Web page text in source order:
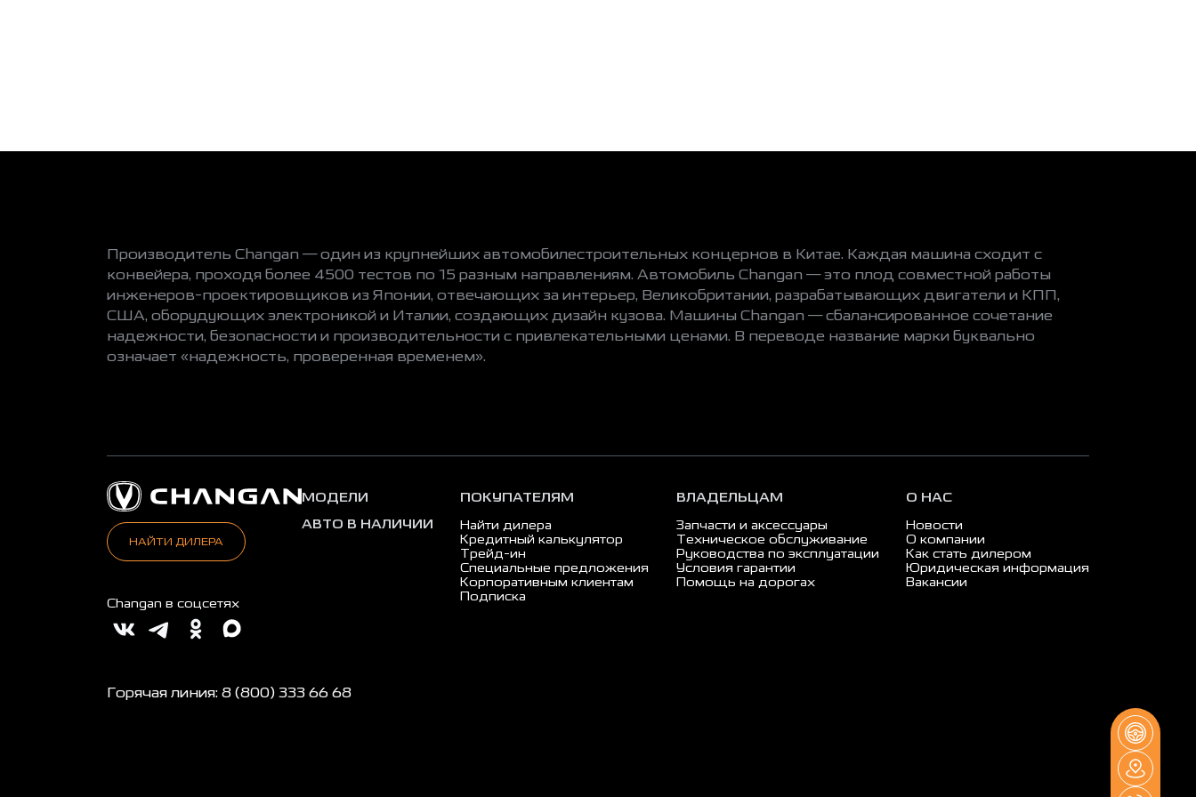
Производитель Changan — один из крупнейших автомобилестроительных концернов в Китае. Каждая машина сходит с
конвейера, проходя более 4500 тестов по 15 разным направлениям. Автомобиль Changan — это плод совместной работы
инженеров-проектировщиков из Японии, отвечающих за интерьер, Великобритании, разрабатывающих двигатели и КПП,
США, оборудующих электроникой и Италии, создающих дизайн кузова. Машины Changan — сбалансированное сочетание
надежности, безопасности и производительности с привлекательными ценами. В переводе название марки буквально
означает «надежность, проверенная временем».
НАЙТИ ДИЛЕРА
Changan в соцсетях
МОДЕЛИ
АВТО В НАЛИЧИИ
ПОКУПАТЕЛЯМ
Найти дилера
Кредитный калькулятор
Трейд-ин
Специальные предложения
Корпоративным клиентам
Подписка
ВЛАДЕЛЬЦАМ
Запчасти и аксессуары
Техническое обслуживание
Руководства по эксплуатации
Условия гарантии
Помощь на дорогах
О НАС
Новости
О компании
Как стать дилером
Юридическая информация
Вакансии
Горячая линия: 8 (800) 333 66 68